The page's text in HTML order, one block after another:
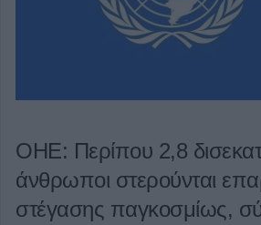
ΟΗΕ: Περίπου 2,8
άνθρωποι στερούνται
στέγασης παγκοσμίως,